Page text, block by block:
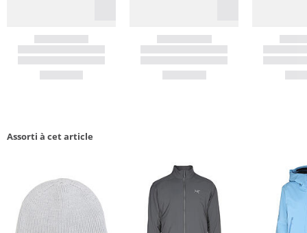
Assorti à cet article